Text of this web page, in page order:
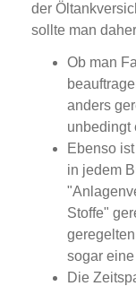
der
sollte man
Ob man
anders
unbedingt
Ebenso
in jedem
Stoffe"
sogar
Die